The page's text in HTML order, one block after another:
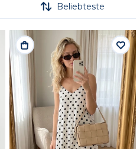
Beliebteste